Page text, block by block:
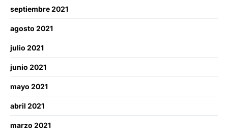
septiembre 2021
agosto 2021
julio 2021
junio 2021
mayo 2021
abril 2021
marzo 2021